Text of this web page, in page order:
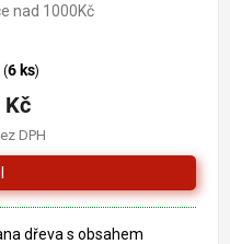
nad 1000Kč
(6 ks)
DPH
Kč
dřeva s obsahem